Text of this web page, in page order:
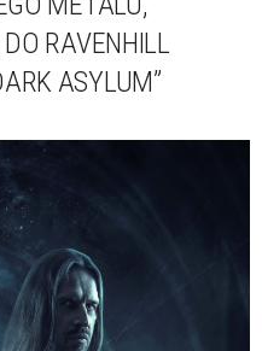
RAVENHILL
ASYLUM”